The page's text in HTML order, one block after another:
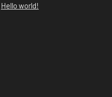
Hello world!